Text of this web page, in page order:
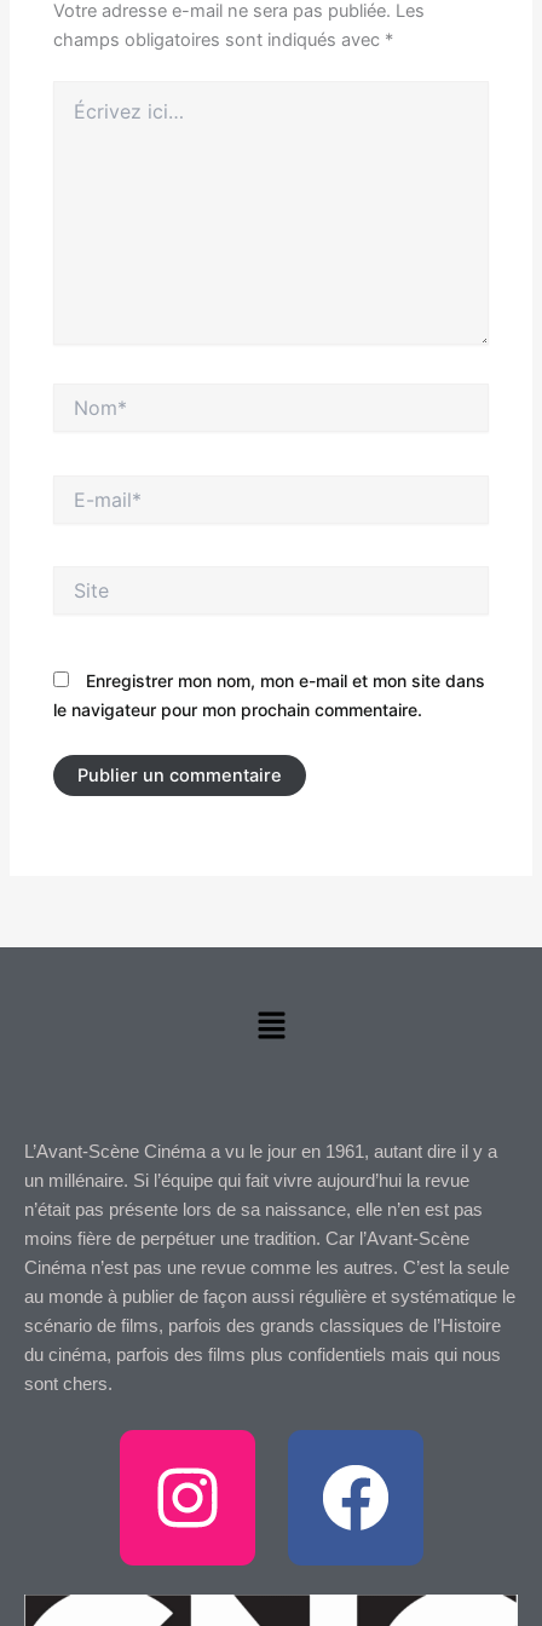
Votre adresse e-mail ne sera pas publiée. Les
champs obligatoires sont indiqués avec *
ici…
mail*
Enregistrer mon nom, mon e-mail et mon site dans
le navigateur pour mon prochain commentaire.
Menu
L’Avant-Scène Cinéma a vu le jour en 1961, autant dire il y a
un millénaire. Si l’équipe qui fait vivre aujourd’hui la revue
n’était pas présente lors de sa naissance, elle n’en est pas
moins fière de perpétuer une tradition. Car l’Avant-Scène
Cinéma n’est pas une revue comme les autres. C’est la seule
au monde à publier de façon aussi régulière et systématique le
scénario de films, parfois des grands classiques de l’Histoire
du cinéma, parfois des films plus confidentiels mais qui nous
sont chers.
I
n
s
F
a
c